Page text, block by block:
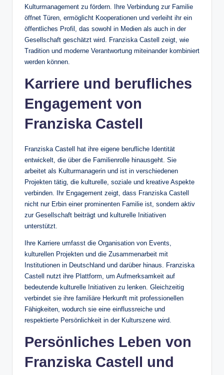
Kulturmanagement zu fördern. Ihre Verbindung zur Familie
öffnet Türen, ermöglicht Kooperationen und verleiht ihr ein
öffentliches Profil, das sowohl in Medien als auch in der
Gesellschaft geschätzt wird. Franziska Castell zeigt, wie
Tradition und moderne Verantwortung miteinander kombiniert
werden können.
Karriere und berufliches
Engagement von
Franziska Castell
Franziska Castell hat ihre eigene berufliche Identität
entwickelt, die über die Familienrolle hinausgeht. Sie
arbeitet als Kulturmanagerin und ist in verschiedenen
Projekten tätig, die kulturelle, soziale und kreative Aspekte
verbinden. Ihr Engagement zeigt, dass Franziska Castell
nicht nur Erbin einer prominenten Familie ist, sondern aktiv
zur Gesellschaft beiträgt und kulturelle Initiativen
unterstützt.
Ihre Karriere umfasst die Organisation von Events,
kulturellen Projekten und die Zusammenarbeit mit
Institutionen in Deutschland und darüber hinaus. Franziska
Castell nutzt ihre Plattform, um Aufmerksamkeit auf
bedeutende kulturelle Initiativen zu lenken. Gleichzeitig
verbindet sie ihre familiäre Herkunft mit professionellen
Fähigkeiten, wodurch sie eine einflussreiche und
respektierte Persönlichkeit in der Kulturszene wird.
Persönliches Leben von
Franziska Castell und